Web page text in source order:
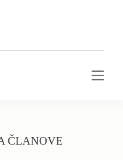
ČLANOVE